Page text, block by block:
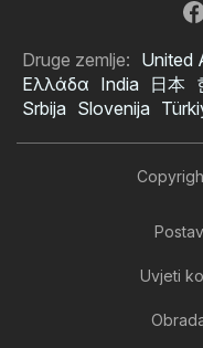
Spar
Druge zemlje: United
Ελλάδα India 日本
Srbija Slovenija
Uvjeti